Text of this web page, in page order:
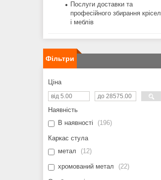
Послуги доставки та
професійного збирання крісел
і меблів
Фільтри
Ціна
Наявність
В наявності
196
Каркас стула
метал
12
хромований метал 22